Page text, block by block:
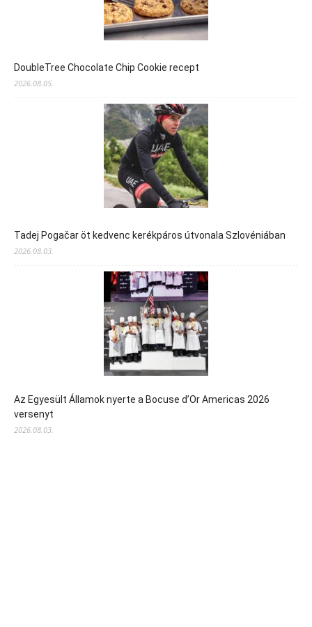
DoubleTree Chocolate Chip Cookie recept
2026.08.05.
Tadej Pogačar öt kedvenc kerékpáros útvonala Szlovéniában
2026.08.03.
Az Egyesült Államok nyerte a Bocuse d’Or Americas 2026
versenyt
2026.08.03.